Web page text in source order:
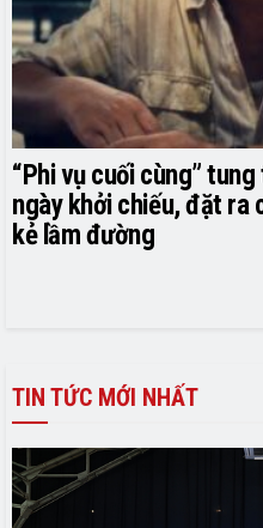
“Phi vụ cuối cùng”
ngày khởi chiếu, đặt ra
kẻ lầm đường
TIN TỨC MỚI NHẤT